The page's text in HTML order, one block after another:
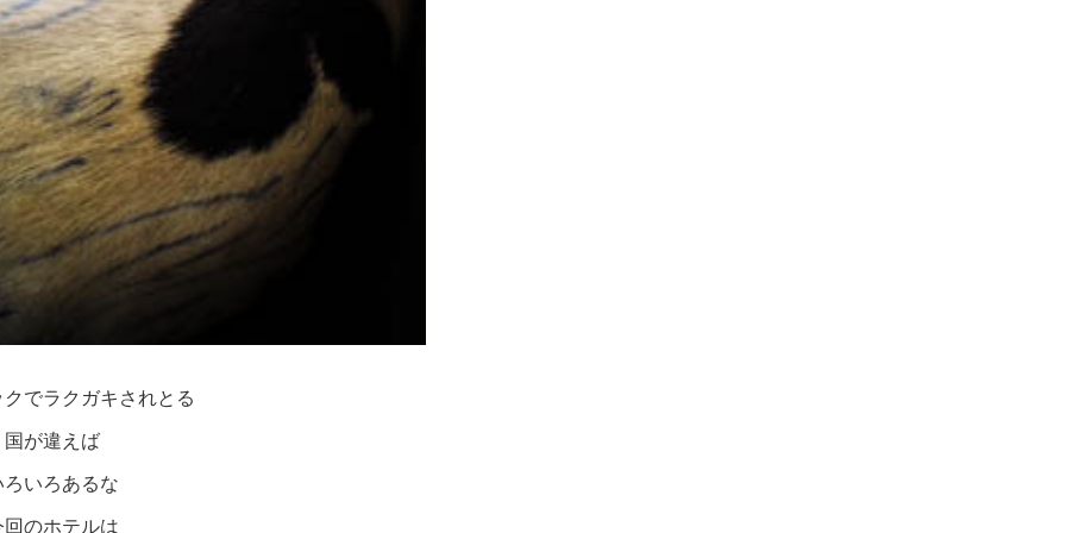
でラクガキされとる
国が違えば
いろあるな
のホテルは